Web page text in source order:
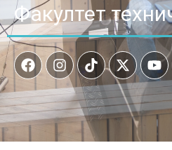
Факултет